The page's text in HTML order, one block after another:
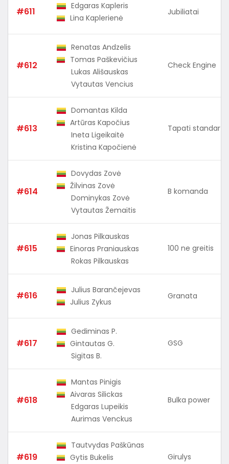
#611
Edgaras Kapleris
Lina Kaplerienė
Jubiliatai
#612
Renatas Andzelis
Tomas Paškevičius
Lukas Ališauskas
Vytautas Vencius
Check Engine
#613
Domantas Kilda
Artūras Kapočius
Ineta Ligeikaitė
Kristina Kapočienė
Tapati
#614
Dovydas Zovė
Žilvinas Zovė
Dominykas Zovė
Vytautas Žemaitis
B komanda
#615
Jonas Pilkauskas
Einoras Praniauskas
Rokas Pilkauskas
100 ne greitis
#616
Julius Barančejevas
Julius Zykus
Granata
#617
Gediminas P.
Gintautas G.
Sigitas B.
GSG
#618
Mantas Pinigis
Aivaras Silickas
Edgaras Lupeikis
Aurimas Venckus
Bulka power
#619
Tautvydas Paškūnas
Gytis Bukelis
Girulys